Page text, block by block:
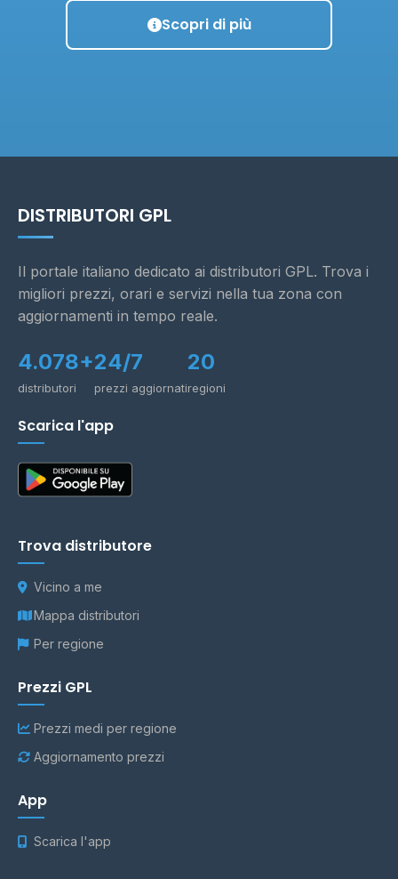
Scopri di più
DISTRIBUTORI GPL
Il portale italiano dedicato ai distributori GPL. Trova i
migliori prezzi, orari e servizi nella tua zona con
aggiornamenti in tempo reale.
4.078+
distributori
24/7
prezzi aggiornati
20
regioni
Scarica l'app
Trova distributore
Vicino a me
Mappa distributori
Per regione
Prezzi GPL
Prezzi medi per regione
Aggiornamento prezzi
App
Scarica l'app